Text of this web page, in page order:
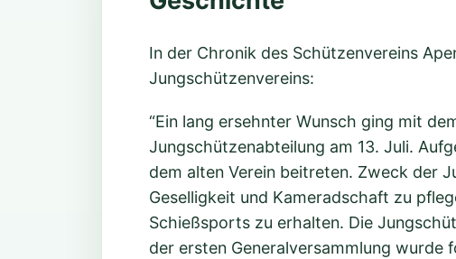
In der Chronik des Schützenvereins
Jungschützenvereins:
“Ein lang ersehnter Wunsch ging mit
Jungschützenabteilung am 13. Juli.
dem alten Verein beitreten. Zweck der
Geselligkeit und Kameradschaft zu
Schießsports zu erhalten. Die
der ersten Generalversammlung wurde